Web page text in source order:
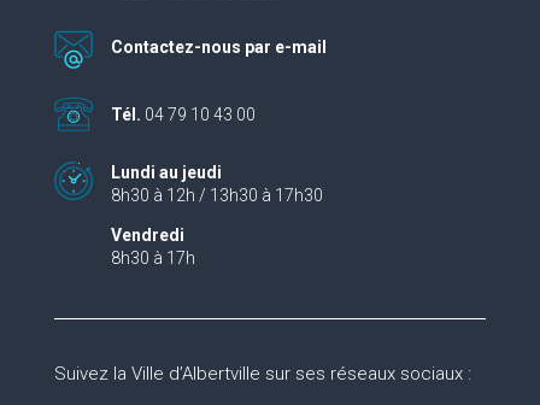
Contactez-nous par e-mail
Tél. 04 79 10 43 00
Lundi au jeudi
8h30 à 12h / 13h30 à 17h30
Vendredi
8h30 à 17h
Suivez la Ville d’Albertville sur ses réseaux sociaux :